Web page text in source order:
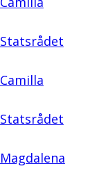
Statsrådet
Camilla
Statsrådet
Magdalena